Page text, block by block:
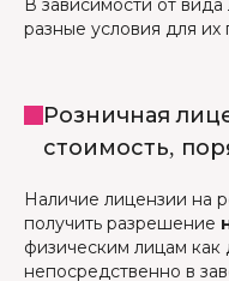
В зависимости от
разные условия для их
Розничная
стоимость,
Наличие лицензии на
получить разрешение
физическим лицам как
непосредственно в